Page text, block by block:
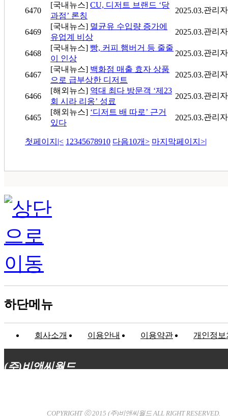
6470
[국내뉴스] CU, 디저트 브랜드 ‘당
과점’ 론칭
2025.03.관리자
6469
[국내뉴스] 멸균유 수입량 증가에
유업계 비상
2025.03.관리자
6468
[국내뉴스] 빵, 커피 햄버거 등 줄줄
이 인상
2025.03.관리자
6467
[국내뉴스] 백화점 매출 효자 상품
으로 급부상한 디저트
2025.03.관리자
6466
[해외뉴스] 역대 최다 방문객 ‘제23
회 시라 리옹’ 성료
2025.03.관리자
6465
[해외뉴스] ‘디저트 배 따로’ 근거
있다
2025.03.관리자
첫페이지 |< 1 2345678910 다음10개> 마지막페이지 >|
하단메뉴
회사소개 이용안내 이용약관 개인정보
(주)비앤씨월드
COPYRIGHT ⓒ 2015 (주)비앤씨월드ALL RIGHT RESERVED.